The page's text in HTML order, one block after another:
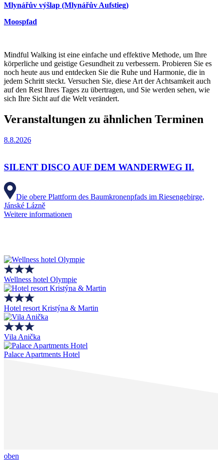
Mlynářův výšlap (Mlynářův Aufstieg)
Moospfad
Mindful Walking ist eine einfache und effektive Methode, um Ihre
körperliche und geistige Gesundheit zu verbessern. Probieren Sie es
noch heute aus und entdecken Sie die Ruhe und Harmonie, die in
jedem Schritt steckt. Versuchen Sie, diese Art der Achtsamkeit auch
auf den Rest Ihres Tages zu übertragen, und Sie werden sehen, wie
sich Ihre Sicht auf die Welt verändert.
Veranstaltungen zu ähnlichen Terminen
8.8.2026
SILENT DISCO AUF DEM WANDERWEG II.
Die obere Plattform des Baumkronenpfads im Riesengebirge,
Jánské Lázně
Weitere informationen
Wellness hotel Olympie
Hotel resort Kristýna & Martin
Vila Anička
Palace Apartments Hotel
oben